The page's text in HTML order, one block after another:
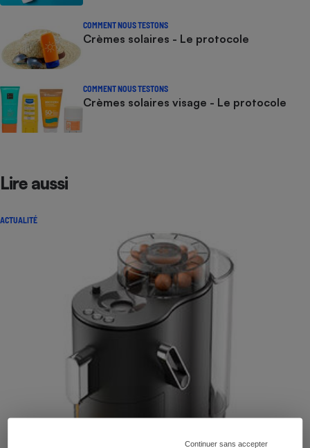
Continuer sans accepter
COMMENT NOUS TESTONS
Crèmes solaires - Le protocole
COMMENT NOUS TESTONS
Crèmes solaires visage - Le protocole
Lire aussi
ACTUALITÉ